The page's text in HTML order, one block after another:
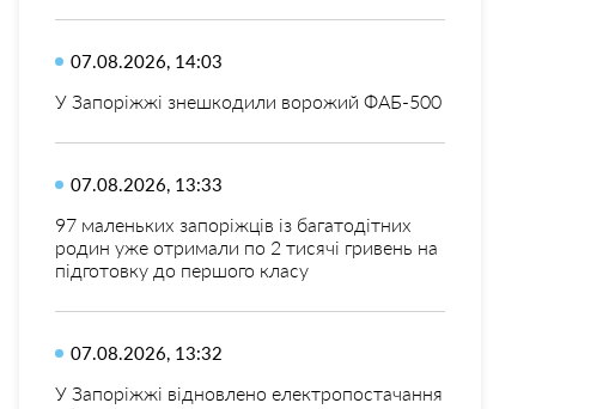
07.08.2026, 14:03
У Запоріжжі знешкодили ворожий ФАБ-500
07.08.2026, 13:33
97 маленьких запоріжців із багатодітних
родин уже отримали по 2 тисячі гривень на
підготовку до першого класу
07.08.2026, 13:32
У Запоріжжі відновлено електропостачання